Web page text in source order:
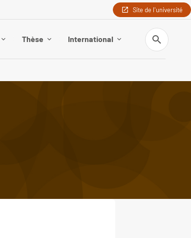
Site de l'université
Thèse International
Recherche